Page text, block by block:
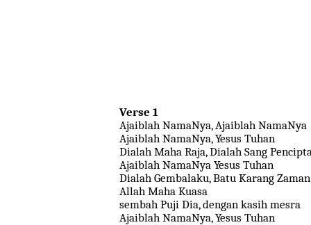
Verse 1
Ajaiblah NamaNya, Ajaiblah NamaNya
Ajaiblah NamaNya, Yesus Tuhan
Dialah Maha Raja, Dialah Sang Pencipta
Ajaiblah NamaNya Yesus Tuhan
Dialah Gembalaku, Batu Karang Zaman
Allah Maha Kuasa
sembah Puji Dia, dengan kasih mesra
Ajaiblah NamaNya, Yesus Tuhan